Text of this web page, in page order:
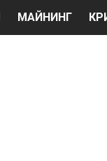
МАЙНИНГ